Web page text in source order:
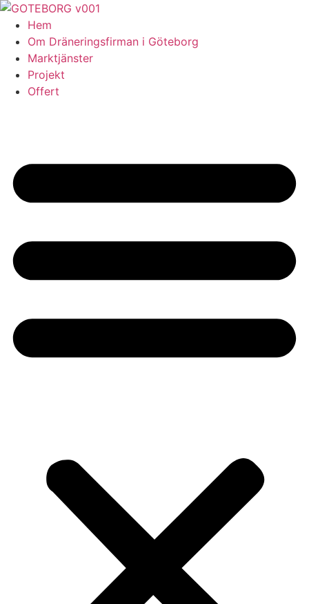
Skip
content
Hem
Om Dräneringsfirman i Göteborg
Marktjänster
Projekt
Offert